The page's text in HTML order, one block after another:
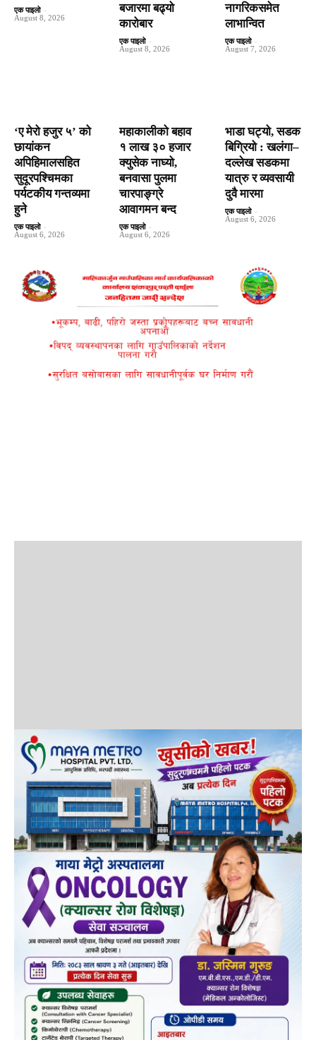
एक पाइलो -
August 8, 2026
बजारमा बढ्यो
कारोबार
एक पाइलो -
August 8, 2026
नागरिकसमेत
लाभान्वित
एक पाइलो -
August 7, 2026
‘ए मेरो हजुर ५’ को
छायांकन
अपिहिमालसहित
सुदूरपश्चिमका
पर्यटकीय गन्तव्यमा
हुने
एक पाइलो -
August 6, 2026
महाकालीको बहाव
१ लाख ३० हजार
क्युसेक नाघ्यो,
बनवासा पुलमा
चारपाङ्ग्रे
आवागमन बन्द
एक पाइलो -
August 6, 2026
भाडा घट्यो, सडक
बिग्रियो : खलंगा–
दल्लेख सडकमा
यात्रु र व्यवसायी
दुवै मारमा
एक पाइलो -
August 6, 2026